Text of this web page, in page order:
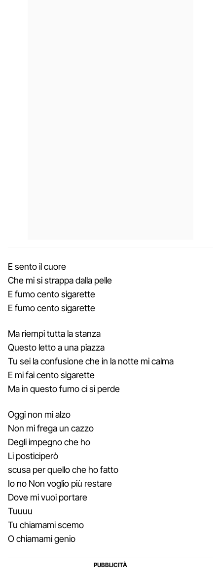
E sento il cuore
Che mi si strappa dalla pelle
E fumo cento sigarette
E fumo cento sigarette
Ma riempi tutta la stanza
Questo letto a una piazza
Tu sei la confusione che in la notte mi calma
E mi fai cento sigarette
Ma in questo fumo ci si perde
Oggi non mi alzo
Non mi frega un cazzo
Degli impegno che ho
Li posticiperò
scusa per quello che ho fatto
Io no Non voglio più restare
Dove mi vuoi portare
Tuuuu
Tu chiamami scemo
O chiamami genio